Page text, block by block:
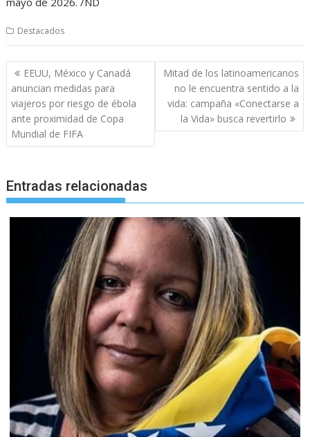
Destacados
Navegación
de
entradas
EEUU, México y Canadá
anuncian medidas para
viajeros por riesgo de ébola
ante proximidad de Copa
Mundial de FIFA
Mitad de los latinoamericanos
no le encuentra sentido a la
vida: campaña «Conectarse a
la Vida» busca revertirlo
Entradas relacionadas